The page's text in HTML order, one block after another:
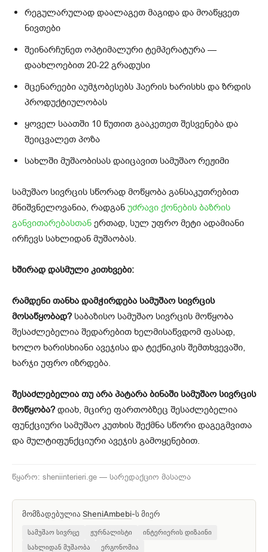
რეგულარულად დაალაგეთ მაგიდა და მოაწყვეთ
ნივთები
შეინარჩუნეთ ოპტიმალური ტემპერატურა —
დაახლოებით 20-22 გრადუსი
მცენარეები აუმჯობესებს ჰაერის ხარისხს და ზრდის
პროდუქტიულობას
ყოველ საათში 10 წუთით გააკეთეთ შესვენება და
შეიცვალეთ პოზა
სახლში მუშაობისას დაიცავით სამუშაო რეჟიმი
სამუშაო სივრცის სწორად მოწყობა განსაკუთრებით
მნიშვნელოვანია, რადგან უძრავი ქონების ბაზრის
განვითარებასთან ერთად, სულ უფრო მეტი ადამიანი
ირჩევს სახლიდან მუშაობას.
ხშირად დასმული კითხვები:
რამდენი თანხა დამჭირდება სამუშაო სივრცის
მოსაწყობად?საბაზისო სამუშაო სივრცის მოწყობა
შესაძლებელია შედარებით ხელმისაწვდომ ფასად,
ხოლო ხარისხიანი ავეჯისა და ტექნიკის შემთხვევაში,
ხარჯი უფრო იზრდება.
შესაძლებელია თუ არა პატარა ბინაში სამუშაო სივრცის
მოწყობა?დიახ, მცირე ფართობზეც შესაძლებელია
ფუნქციური სამუშაო კუთხის შექმნა სწორი დაგეგმვითა
და მულტიფუნქციური ავეჯის გამოყენებით.
წყარო: sheniinterieri.ge — სარედაქციო მასალა
მომზადებულია SheniAmbebi-ს მიერ
სამუშაო სივრცე ჟურნალისტი
ინტერიერის დიზაინი
სახლიდან მუშაობა
ერგონომია